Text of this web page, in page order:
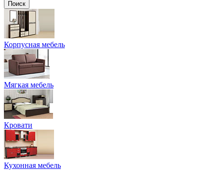
Корпусная мебель
Мягкая мебель
Кровати
Кухонная мебель